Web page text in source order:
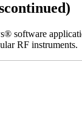
software
RF instruments.